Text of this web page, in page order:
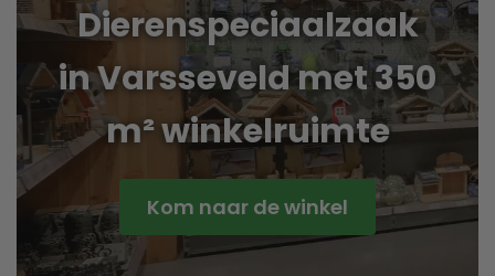
Dierenspeciaalzaak
in Varsseveld met 350
m² winkelruimte
Kom naar de winkel